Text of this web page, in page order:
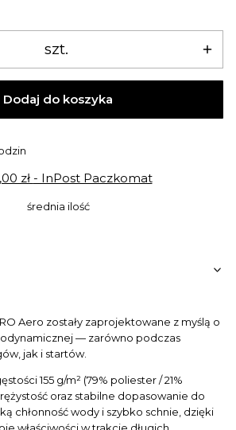
szt.
Dodaj do koszyka
zł - InPost Paczkomat
średnia ilość
Aero zostały zaprojektowane z myślą o
— zarówno podczas
jak i startów.
155 g/m² (79% poliester / 21%
oraz stabilne dopasowanie do
chłonność wody i szybko schnie, dzięki
właściwości w trakcie długich